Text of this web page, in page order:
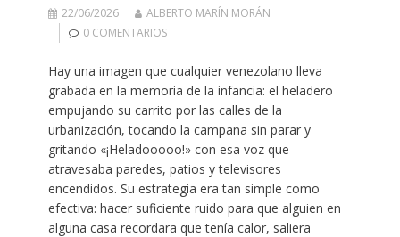
22/06/2026
ALBERTO MARÍN MORÁN
0 COMENTARIOS
Hay una imagen que cualquier venezolano lleva
grabada en la memoria de la infancia: el heladero
empujando su carrito por las calles de la
urbanización, tocando la campana sin parar y
gritando «¡Heladooooo!» con esa voz que
atravesaba paredes, patios y televisores
encendidos. Su estrategia era tan simple como
efectiva: hacer suficiente ruido para que alguien en
alguna casa recordara que tenía calor, saliera